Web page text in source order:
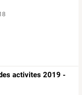
activites 2019 -